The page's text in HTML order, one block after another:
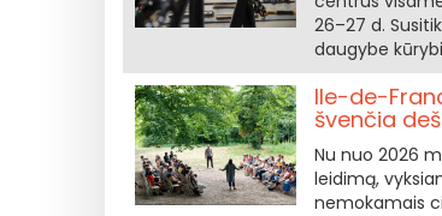
26–27 d.
daugybe
Ile-de-
švenčia
Nu nuo 2026
leidimą,
nemokamais